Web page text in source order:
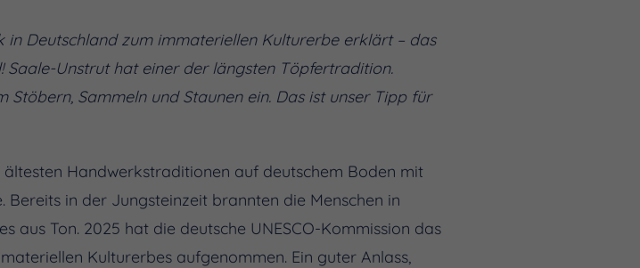
Deutschland zum immateriellen Kulturerbe erklärt – das
Saale-Unstrut hat einer der längsten Töpfertradition.
Sammeln und Staunen ein. Das ist unser Tipp für
Handwerkstraditionen auf deutschem Boden mit
in der Jungsteinzeit brannten die Menschen in
aus Ton. 2025 hat die deutsche UNESCO-Kommission das
Kulturerbes aufgenommen. Ein guter Anlass,